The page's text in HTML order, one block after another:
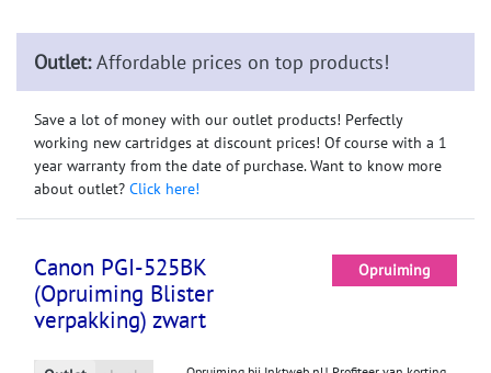
Outlet:Affordable prices on top products!
Save a lot of money with our outlet products! Perfectly
working new cartridges at discount prices! Of course with a 1
year warranty from the date of purchase. Want to know more
about outlet? Click here!
Canon PGI-525BK
(Opruiming Blister
verpakking) zwart
Opruiming